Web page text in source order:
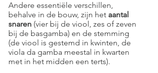
Andere essentiële verschillen,
behalve in de bouw, zijn het aantal
snaren (vier bij de viool, zes of zeven
bij de basgamba) en de stemming
(de viool is gestemd in kwinten, de
viola da gamba meestal in kwarten
met in het midden een terts).